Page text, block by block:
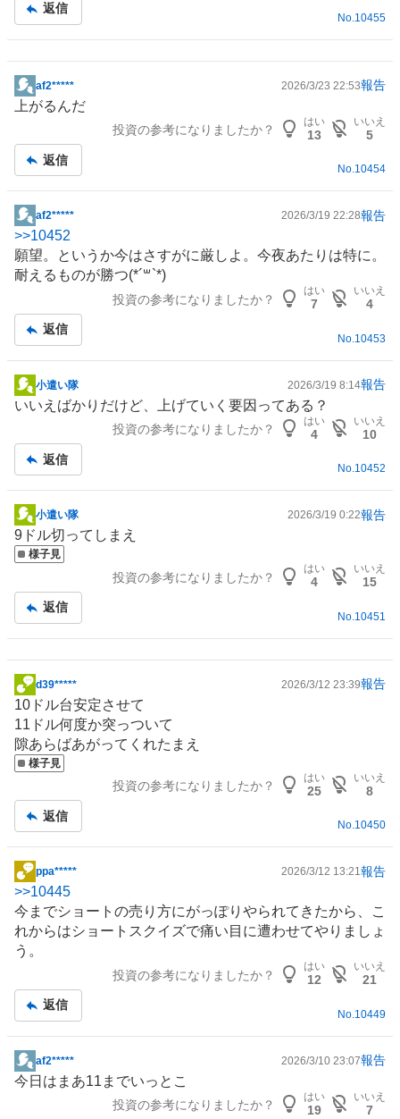
事
返信
No. 10455
掲
示
事
af2***** 2026/3/23 22:53報告
上がるんだ
投資の参考になりましたか？
はい
13
いいえ
5
返信
No.10454
掲
示
板
記
af2***** 2026/3/19 22:28報告
>>10452
願望。というか今はさすがに厳しよ。今夜あたりは特に。
耐えるものが勝つ(*´꒳`*)
投資の参考になりましたか？
はい
7
いいえ
4
返信
No. 10453
掲
示
事
小遣い隊 2026/3/19 8:14報告
いいえばかりだけど、上げていく要因ってある？
投資の参考になりましたか？
はい
4
いいえ
10
返信
No.10452
掲
示
板
小遣い隊 2026/3/19 0:22報告
9ドル切ってしまえ
様子見
投資の参考になりましたか？
はい
4
いいえ
15
返信
No. 10451
掲
示
板
記
事
d39***** 2026/3/12 23:39報告
10ドル台安定させて
11ドル何度か突っついて
隙あらばあがってくれたまえ
様子見
投資の参考になりましたか？
はい
25
いいえ
8
返信
No.10450
掲
示
板
記
事
ppa***** 2026/3/12 13:21報告
>>10445
今までショートの売り方にがっぽりやられてきたから、こ
れからはショートスクイズで痛い目に遭わせてやりましょ
う。
投資の参考になりましたか？
はい
12
いいえ
21
返信
No. 10449
掲
示
af2***** 2026/3/10 23:07報告
今日はまあ11までいっとこ
投資の参考になりましたか？
はい
19
いいえ
7